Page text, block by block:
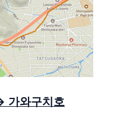
가와구치호